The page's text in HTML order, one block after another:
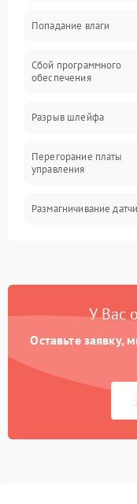
Управление
Электропитание
Попадание влаги
Сбой программного
обеспечения
Разрыв шлейфа
Перегорание платы
управления
Размагничивание
цветов дисплея
коркое время
У Вас
Оставьте заявку,